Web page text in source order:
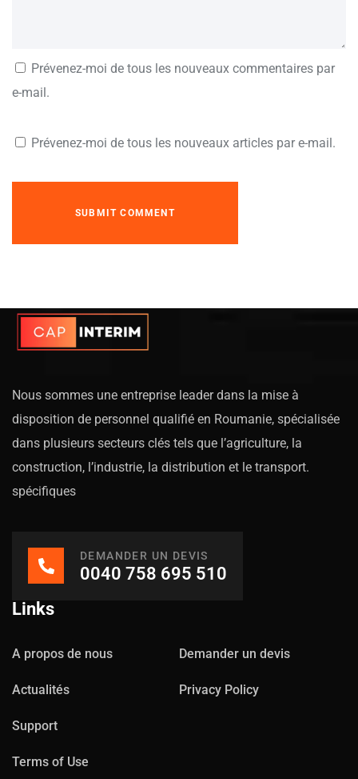
Prévenez-moi de tous les nouveaux commentaires par
e-mail.
Prévenez-moi de tous les nouveaux articles par e-mail.
Nous sommes une entreprise leader dans la mise à
disposition de personnel qualifié en Roumanie, spécialisée
dans plusieurs secteurs clés tels que l’agriculture, la
construction, l’industrie, la distribution et le transport.
spécifiques
DEMANDER UN DEVIS
0040 758 695 510
Links
A propos de nous Demander un devis
Actualités Privacy Policy
Support
Terms of Use